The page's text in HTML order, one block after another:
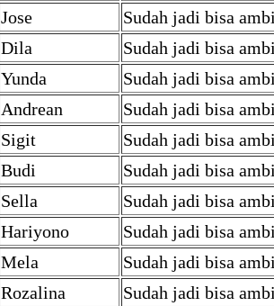
Jose
Sudah jadi bisa
Dila
Sudah jadi bisa
Yunda
Sudah jadi bisa
Andrean
Sudah jadi bisa
Sigit
Sudah jadi bisa
Budi
Sudah jadi bisa
Sella
Sudah jadi bisa
Hariyono
Sudah jadi bisa
Mela
Sudah jadi bisa
Rozalina
Sudah jadi bisa